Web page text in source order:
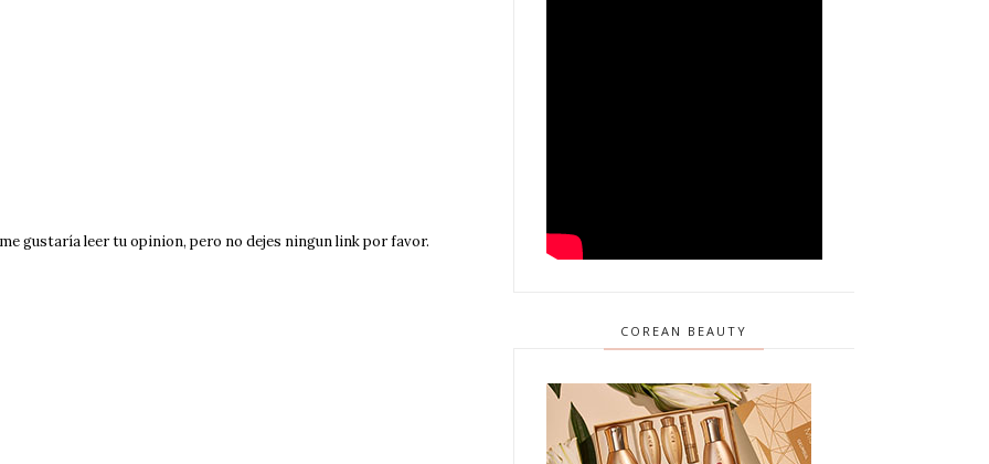
gustaría leer tu opinion, pero no dejes ningun link por favor.
COREAN BEAUTY